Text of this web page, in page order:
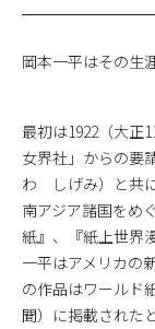
岡本一平はその生
最初は1922（大正
女界社」からの要
わ しげみ）と共
南アジア諸国をめ
紙』、『紙上世界
一平はアメリカの
の作品はワールド
聞）に掲載された